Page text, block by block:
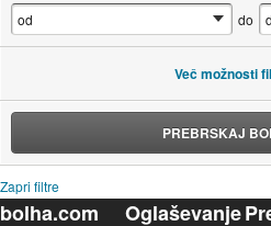
do
Več možnosti
PREBRSKAJ
Zapri filtre
bolha.com Oglaševanje